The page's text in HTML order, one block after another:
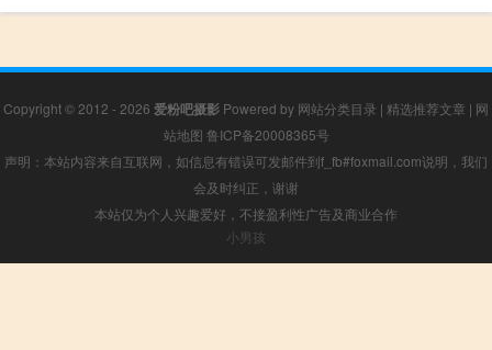
Copyright © 2012 - 2026 爱粉吧摄影 Powered by 网站分类目录 | 精选推荐文章 | 网
站地图 鲁ICP备20008365号
声明：本站内容来自互联网，如信息有错误可发邮件到f_fb#foxmail.com说明，我们
会及时纠正，谢谢
本站仅为个人兴趣爱好，不接盈利性广告及商业合作
小男孩